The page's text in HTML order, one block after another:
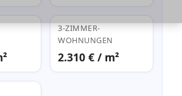
3-ZIMMER-
WOHNUNGEN
2.310 € / m²